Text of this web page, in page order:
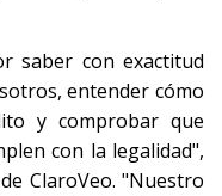
saber con exactitud
entender cómo
y comprobar que
con la legalidad",
ClaroVeo. "Nuestro